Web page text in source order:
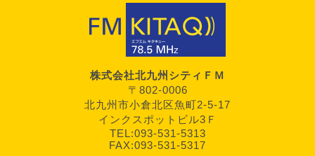
株式会社北九州シティＦＭ
〒802-0006
北九州市小倉北区魚町2-5-17
インクスポットビル3Ｆ
TEL:093-531-5313
FAX:093-531-5317